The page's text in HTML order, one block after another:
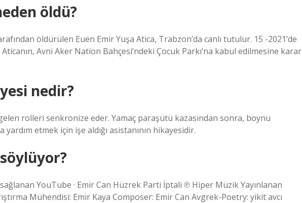
öldü?
öldürülen Euen Emir Yuşa Atica, Trabzon’da canlı tutulur. 15 -2021’de
Avni Aker Nation Bahçesi’ndeki Çocuk Parkı’na kabul edilmesine karar
nedir?
rolleri senkronize eder. Yamaç paraşütü kazasından sonra, boynu
etmek için işe aldığı asistanının hikayesidir.
YouTube · Emir Can Hüzrek Parti İptali ℗ Hiper Müzik Yayınlanan
Mühendisi: Emir Kaya Composer: Emir Can Avgrek-Poetry: yikit avcı